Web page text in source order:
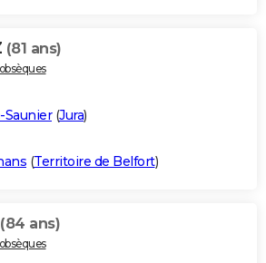
(81 ans)
Saunier(Jura)
(Territoire de Belfort)
(84 ans)